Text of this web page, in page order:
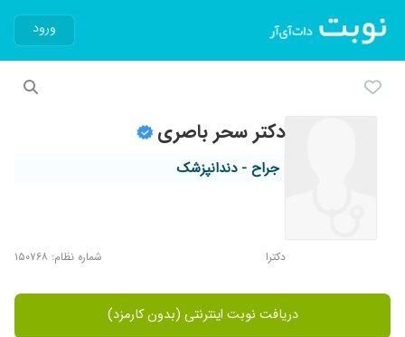
ورود
دکتر سحر باصری
جراح - دندانپزشک
دکترا شماره نظام: ۱۵۰۷۶۸
دریافت نوبت اینترنتی (بدون کارمزد)